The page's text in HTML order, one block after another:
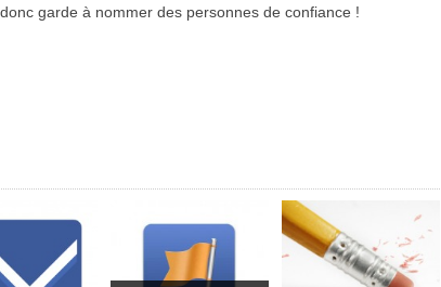
garde à nommer des personnes de confiance !